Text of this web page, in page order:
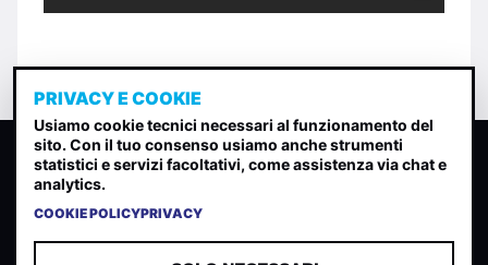
CLASSIFICA INDIE
Classifica per indice di gradimento generata dall analisi di
PRIVACY E COOKIE
Usiamo cookie tecnici necessari al funzionamento del
sito. Con il tuo consenso usiamo anche strumenti
statistici e servizi facoltativi, come assistenza via chat e
analytics.
COOKIE POLICYPRIVACY